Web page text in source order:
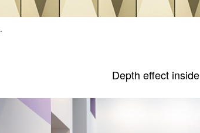
.
Depth effect inside